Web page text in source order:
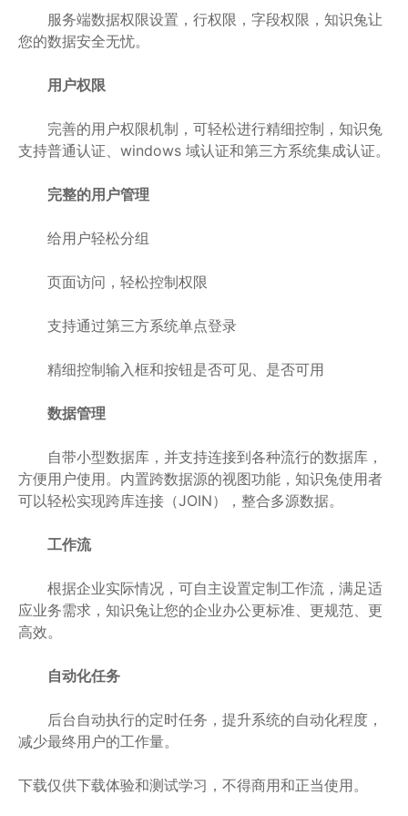
服务端数据权限设置，行权限，字段权限，知识兔让
您的数据安全无忧。
用户权限
完善的用户权限机制，可轻松进行精细控制，知识兔
支持普通认证、windows 域认证和第三方系统集成认证。
完整的用户管理
给用户轻松分组
页面访问，轻松控制权限
支持通过第三方系统单点登录
精细控制输入框和按钮是否可见、是否可用
数据管理
自带小型数据库，并支持连接到各种流行的数据库，
方便用户使用。内置跨数据源的视图功能，知识兔使用者
可以轻松实现跨库连接（JOIN），整合多源数据。
工作流
根据企业实际情况，可自主设置定制工作流，满足适
应业务需求，知识兔让您的企业办公更标准、更规范、更
高效。
自动化任务
后台自动执行的定时任务，提升系统的自动化程度，
减少最终用户的工作量。
下载仅供下载体验和测试学习，不得商用和正当使用。